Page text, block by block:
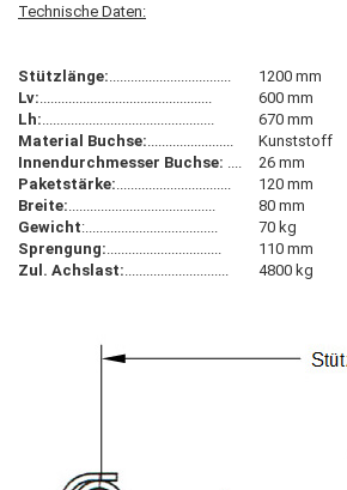
Technische Daten:
Stützlänge:
Lv:
Lh:
Material Buchse:
Innendurchmesser Buchse:
Paketstärke:
Breite:
Gewicht:.....................................
Sprengung:
Zul. Achslast:
1200 mm
600 mm
670 mm
Kunststoff
26 mm
120 mm
80 mm
70 kg
110 mm
4800 kg